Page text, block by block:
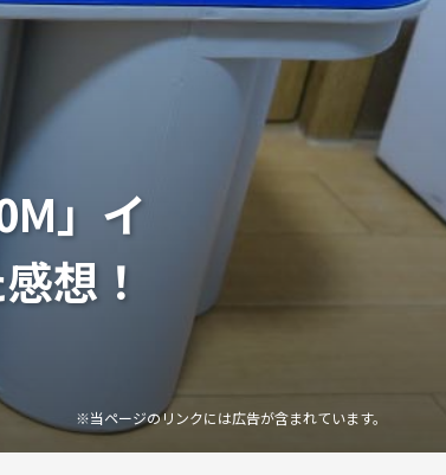
」イ
想！
※当ページのリンクには広告が含まれています。